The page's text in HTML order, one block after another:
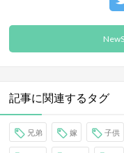
記事に関連するタグ
兄弟 嫁 子供